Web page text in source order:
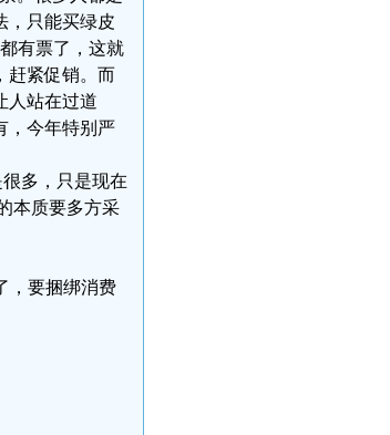
，只能买绿皮
有票了，这就
赶紧促销。而
人站在过道
，今年特别严
多，只是现在
本质要多方采
，要捆绑消费